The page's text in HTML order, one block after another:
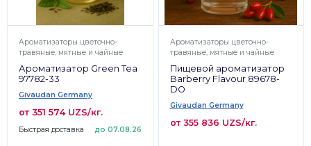
Ароматизаторы цветочно-
травяные, мятные и чайные
Ароматизатор Green Tea
97782-33
Givaudan Germany
от 351 574 UZS/кг.
Быстрая доставка до 07.08.26
Ароматизаторы цветочно-
травяные, мятные и чайные
Пищевой ароматизатор
Barberry Flavour 89678-
DO
Givaudan Germany
от 355 836 UZS/кг.